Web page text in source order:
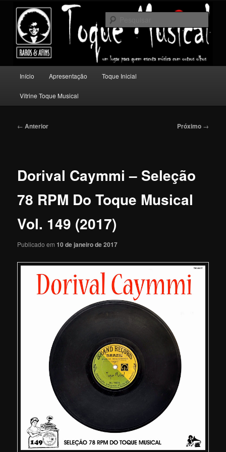
conteúdo
principalToque Musical
Um lugar para quem escuta música com outros olhos.
principal
Início Apresentação Toque Inicial
Vitrine Toque Musical
Navegação
← Anterior Próximo →
Dorival Caymmi – Seleção
78 RPM Do Toque Musical
Vol. 149 (2017)
Publicado em10 de janeiro de 2017